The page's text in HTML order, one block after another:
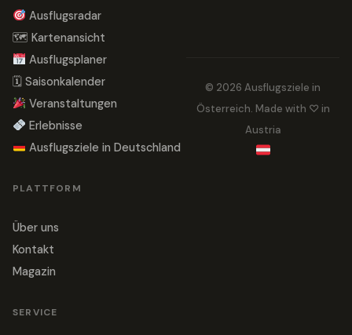
Ausflugsradar
🗺 Kartenansicht
Ausflugsplaner
🗓 Saisonkalender
Veranstaltungen
Erlebnisse
Ausflugsziele in Deutschland
PLATTFORM
Über uns
Kontakt
Magazin
SERVICE
© 2026 Ausflugsziele in
Österreich. Made with ♡ in
Austria